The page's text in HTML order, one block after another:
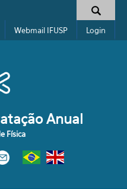
busca
Webmail IFUSP Login
Anual
Física